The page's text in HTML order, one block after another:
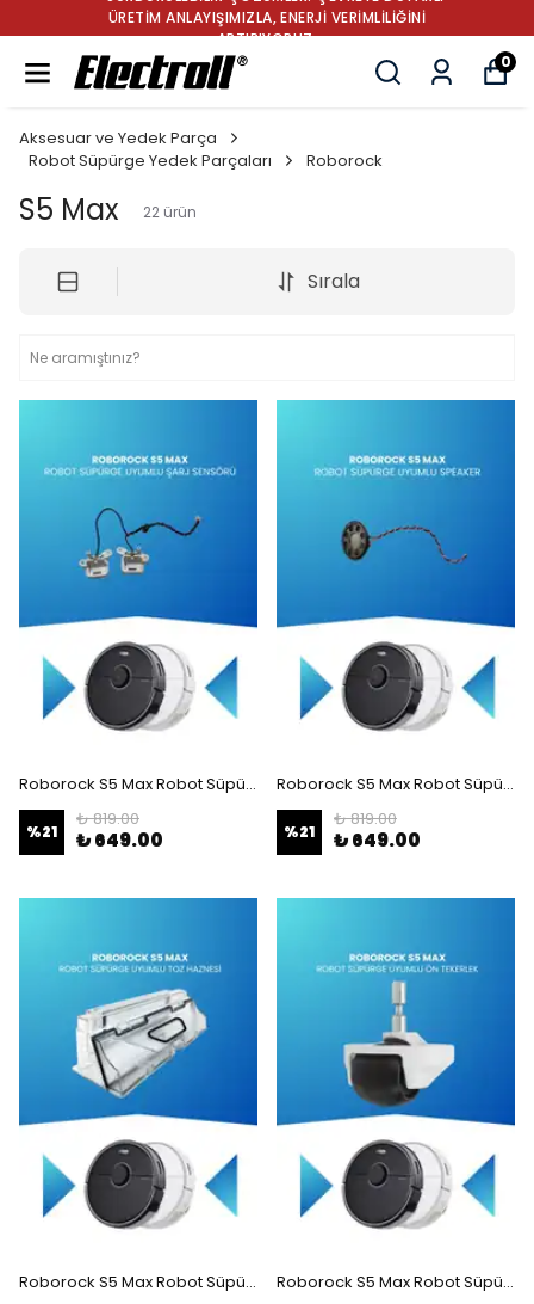
✔ TÜRKİYE’NİN LİDER ROBOT SÜPÜRGE BATARYA
MARKASI: GÜÇ, DAYANIKLILIK VE YENİLİK
0
Aksesuar ve Yedek Parça
Robot Süpürge Yedek Parçaları
Roborock
S5 Max 22 ürün
Sırala
Roborock S5 Max Robot Süpürge Uyumlu Şarj Sensörü
%21
₺ 819.00
₺ 649.00
Roborock S5 Max Robot Süpürge Uyumlu Speaker
%21
₺ 819.00
₺ 649.00
Roborock S5 Max Robot Süpürge Uyumlu Toz Haznesi (TEŞHİR ÜRÜNÜ) Roborock S5 Max Robot Süpürge Uyumlu Ön Tekerlek